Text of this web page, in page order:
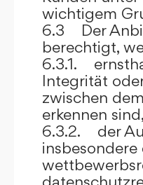
wichtigem
6.3 Der
berechtigt,
6.3.1.
Integrität
zwischen
erkennen sind,
6.3.2. der